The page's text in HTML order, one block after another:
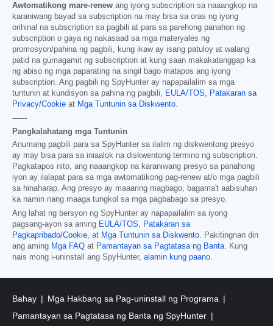
Awtomatikong mare-renew ang iyong subscription sa naaangkop na
karaniwang bayad sa subscription na may bisa sa oras ng iyong
orihinal na subscription sa pagbili at para sa parehong panahon ng
subscription o gaya ng nakasaad sa mga materyales ng
promosyon/pahina ng pagbili, kung ikaw ay isang patuloy at walang
patid na gumagamit ng subscription at kung saan makakatanggap ka
ng abiso ng mga paparating na singil bago matapos ang iyong
subscription. Ang pagbili ng SpyHunter ay napapailalim sa mga
tuntunin at kundisyon sa pahina ng pagbili, EULA/TOS, Patakaran sa
Privacy/Cookie at Mga Tuntunin sa Diskwento.
------
Pangkalahatang mga Tuntunin
Anumang pagbili para sa SpyHunter sa ilalim ng diskwentong presyo
ay may bisa para sa iniaalok na diskwentong termino ng subscription.
Pagkatapos nito, ang naaangkop na karaniwang presyo sa panahong
iyon ay ilalapat para sa mga awtomatikong pag-renew at/o mga pagbili
sa hinaharap. Ang presyo ay maaaring magbago, bagama't aabisuhan
ka namin nang maaga tungkol sa mga pagbabago sa presyo.
Ang lahat ng bersyon ng SpyHunter ay napapailalim sa iyong
pagsang-ayon sa aming EULA/TOS, Patakaran sa
Pagkapribado/Cookie, at Mga Tuntunin sa Diskwento. Pakitingnan din
ang aming Mga FAQ at Pamantayan sa Pagtatasa ng Banta. Kung
nais mong i-uninstall ang SpyHunter, alamin kung paano.
Bahay
Mga Hakbang sa Pag-uninstall ng Programa
Pamantayan sa Pagtatasa ng Banta ng SpyHunter